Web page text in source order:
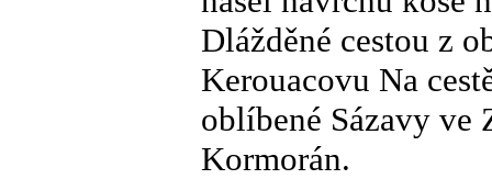
Dlážděné cestou z
Kerouacovu Na
oblíbené Sázavy ve
Kormorán.